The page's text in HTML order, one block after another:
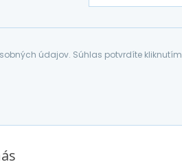
údajov. Súhlas potvrdíte